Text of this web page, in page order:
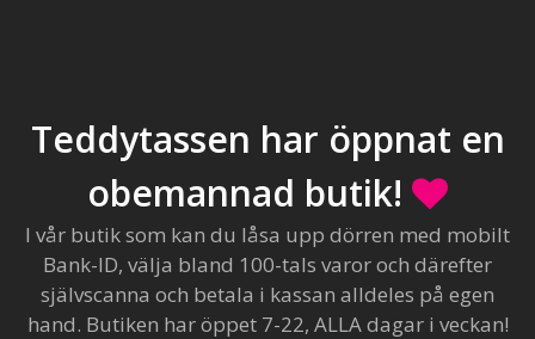
Teddytassen har öppnat en
obemannad butik!
I vår butik som kan du låsa upp dörren med mobilt
Bank-ID, välja bland 100-tals varor och därefter
självscanna och betala i kassan alldeles på egen
hand. Butiken har öppet 7-22, ALLA dagar i veckan!